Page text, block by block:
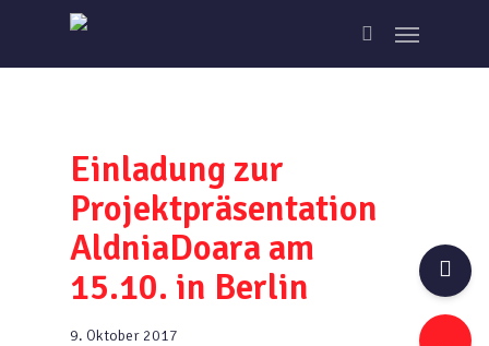
main
search
Menu
Einladung zur
Projektpräsentation
AldniaDoara am
15.10. in Berlin
9. Oktober 2017